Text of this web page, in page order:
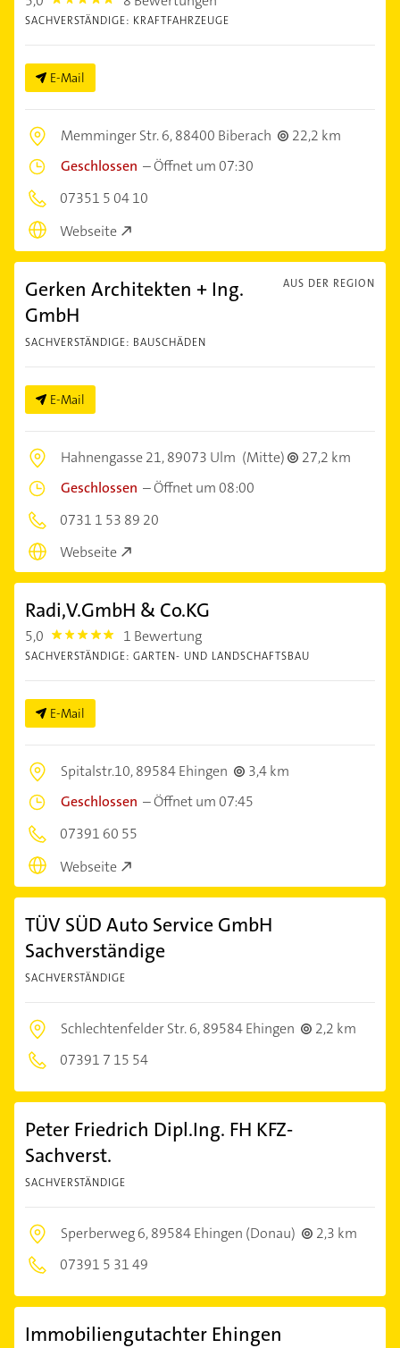
SACHVERSTÄNDIGE: KRAFTFAHRZEUGE
E-Mail
Memminger Str. 6,88400 Biberach
22,2 km
Geschlossen –Öffnet um 07:30
07351 5 04 10
Webseite
AUS DER REGION
Gerken Architekten + Ing.
GmbH
SACHVERSTÄNDIGE: BAUSCHÄDEN
E-Mail
Hahnengasse 21,89073 Ulm (Mitte)
27,2 km
Geschlossen –Öffnet um 08:00
0731 1 53 89 20
Webseite
Radi,V.GmbH & Co.KG
5,0 5.0 1 Bewertung
SACHVERSTÄNDIGE: GARTEN- UND LANDSCHAFTSBAU
E-Mail
Spitalstr.10,89584 Ehingen
3,4 km
Geschlossen –Öffnet um 07:45
07391 60 55
Webseite
TÜV SÜD Auto Service GmbH
Sachverständige
SACHVERSTÄNDIGE
Schlechtenfelder Str. 6,89584 Ehingen
2,2 km
07391 7 15 54
Peter Friedrich Dipl.Ing. FH KFZ-
Sachverst.
SACHVERSTÄNDIGE
Sperberweg 6,89584 Ehingen (Donau)
2,3 km
07391 5 31 49
Immobiliengutachter Ehingen